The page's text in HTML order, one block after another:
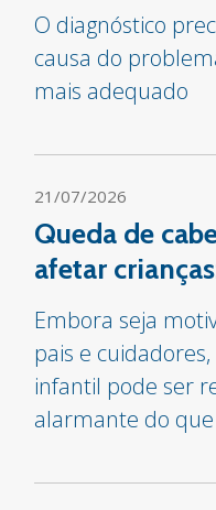
O diagnóstico
causa do
mais adequado
21/07/2026
Queda de
afetar
Embora seja
pais e
infantil pode ser
alarmante do